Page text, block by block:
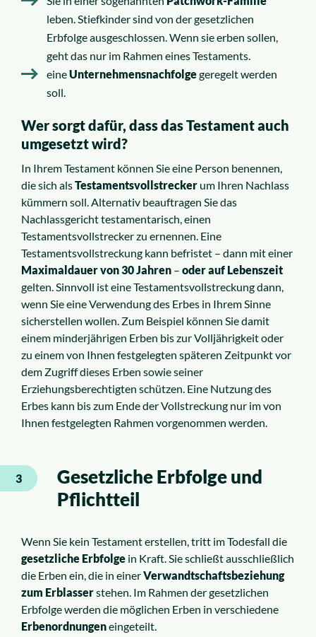
leben. Stiefkinder sind von der gesetzlichen
Erbfolge ausgeschlossen. Wenn sie erben sollen,
geht das nur im Rahmen eines Testaments.
eineUnternehmensnachfolgegeregelt werden
soll.
Wer sorgt dafür, dass das Testament auch
umgesetzt wird?
In Ihrem Testament können Sie eine Person benennen,
die sich alsTestamentsvollstrecker um Ihren Nachlass
kümmern soll. Alternativ beauftragen Sie das
Nachlassgericht testamentarisch, einen
Testamentsvollstrecker zu ernennen. Eine
Testamentsvollstreckung kann befristet – dann mit einer
Maximaldauer von 30 Jahren – oder auf Lebenszeit
gelten. Sinnvoll ist eine Testamentsvollstreckung dann,
wenn Sie eine Verwendung des Erbes in Ihrem Sinne
sicherstellen wollen. Zum Beispiel können Sie damit
einem minderjährigen Erben bis zur Volljährigkeit oder
zu einem von Ihnen festgelegten späteren Zeitpunkt vor
dem Zugriff dieses Erben sowie seiner
Erziehungsberechtigten schützen. Eine Nutzung des
Erbes kann bis zum Ende der Vollstreckung nur im von
Ihnen festgelegten Rahmen vorgenommen werden.
3
Gesetzliche Erbfolge und
Pflichtteil
Wenn Sie kein Testament erstellen, tritt im Todesfall die
gesetzliche Erbfolge in Kraft. Sie schließt ausschließlich
die Erben ein, die in einerVerwandtschaftsbeziehung
zum Erblasserstehen. Im Rahmen der gesetzlichen
Erbfolge werden die möglichen Erben in verschiedene
Erbenordnungeneingeteilt.